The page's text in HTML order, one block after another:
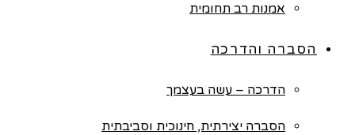
אמנות רב תחומית
הסברה והדרכה
הדרכה – עשה בעצמך
הסברה יצירתית, חינוכית וסביבתית